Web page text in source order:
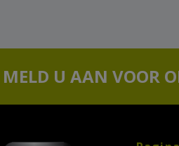
MELD U AAN VOOR